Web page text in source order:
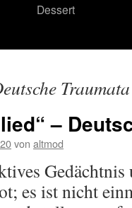
Dessert
Traumata
–
von altmod
Gedächtnis
es ist nicht